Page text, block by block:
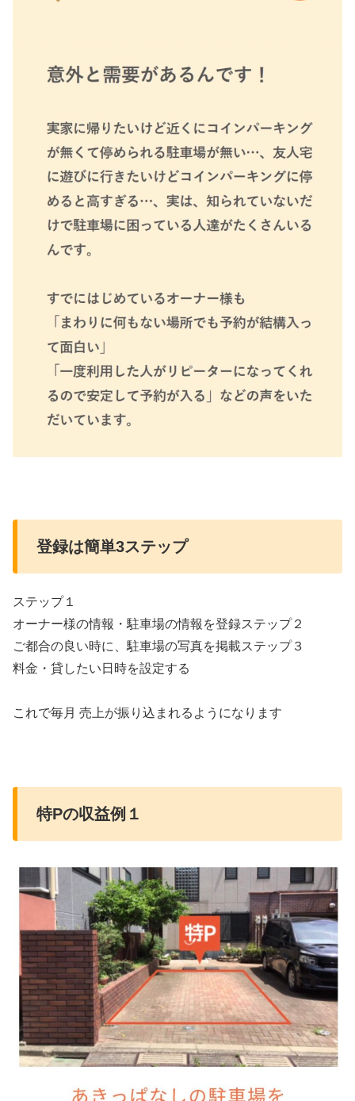
登録は簡単3ステップ
ステップ１
オーナー様の情報・駐車場の情報を登録ステップ２
ご都合の良い時に、駐車場の写真を掲載ステップ３
料金・貸したい日時を設定する
これで毎月 売上が振り込まれるようになります
特Pの収益例１